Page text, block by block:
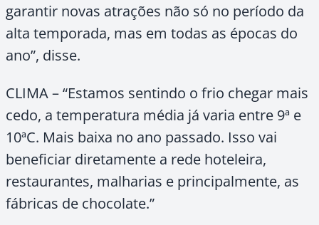
garantir novas atrações não só no período da
alta temporada, mas em todas as épocas do
ano”, disse.
CLIMA – “Estamos sentindo o frio chegar mais
cedo, a temperatura média já varia entre 9ª e
10ªC. Mais baixa no ano passado. Isso vai
beneficiar diretamente a rede hoteleira,
restaurantes, malharias e principalmente, as
fábricas de chocolate.”